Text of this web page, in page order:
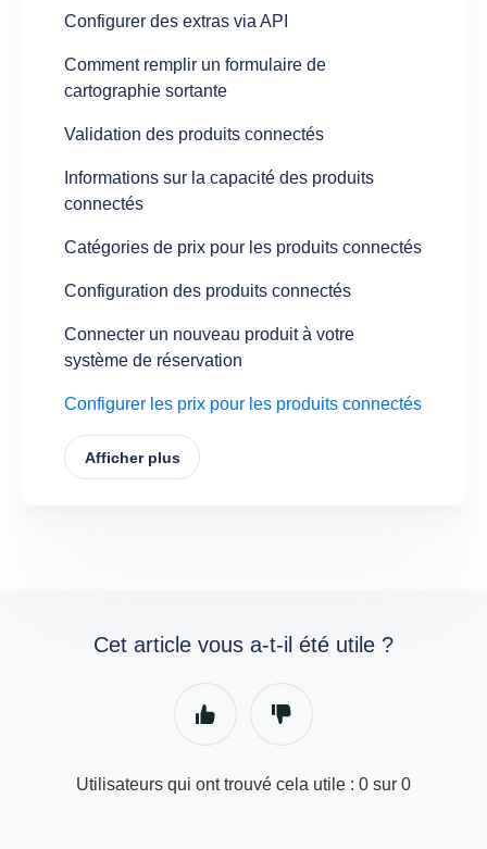
Configurer des extras via API
Comment remplir un formulaire de
cartographie sortante
Validation des produits connectés
Informations sur la capacité des produits
connectés
Catégories de prix pour les produits connectés
Configuration des produits connectés
Connecter un nouveau produit à votre
système de réservation
Configurer les prix pour les produits connectés
Afficher plus
Cet article vous a-t-il été utile ?
Utilisateurs qui ont trouvé cela utile : 0 sur 0